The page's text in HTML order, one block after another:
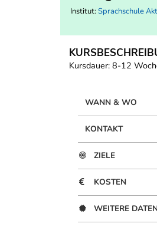
Institut: Sprachschule
Kursdauer: 8-12
WANN & WO
KONTAKT
ZIELE
KOSTEN
WEITERE